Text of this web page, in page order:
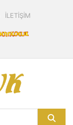
İLETİŞİM